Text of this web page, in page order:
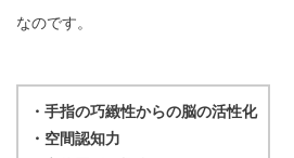
なのです。
・手指の巧緻性からの脳の活性化
・空間認知力